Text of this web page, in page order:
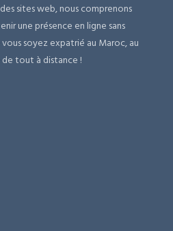
sites web, nous comprenons
une présence en ligne sans
soyez expatrié au Maroc, au
tout à distance !